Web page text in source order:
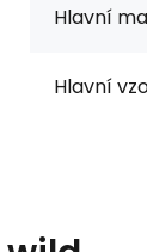
Hlavní
Hlavní